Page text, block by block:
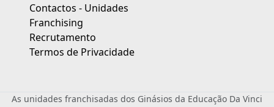
Contactos - Unidades
Franchising
Recrutamento
Termos de Privacidade
As unidades franchisadas dos Ginásios da Educação Da Vinci